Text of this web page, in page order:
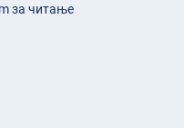
за читање